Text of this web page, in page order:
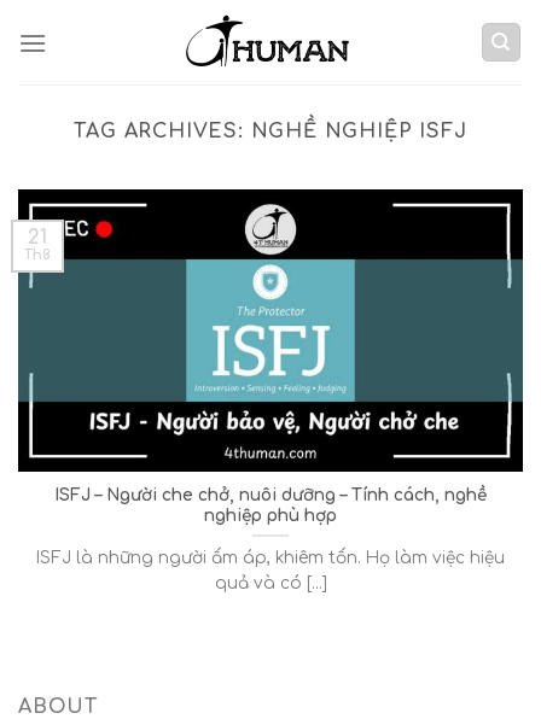
TAG ARCHIVES: NGHỀ NGHIỆP ISFJ
ISFJ – Người che chở, nuôi dưỡng – Tính cách, nghề
nghiệp phù hợp
ISFJ là những người ấm áp, khiêm tốn. Họ làm việc hiệu
quả và có [...]
21
Th8
ABOUT